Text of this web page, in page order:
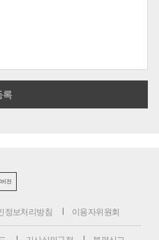
버전
정보처리방침 이용자위원회